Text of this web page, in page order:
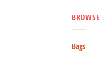
BROWSE
Bags